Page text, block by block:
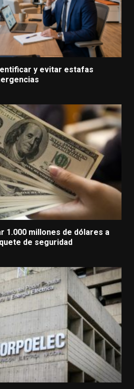
y evitar estafas
1.000 millones de dólares a
de seguridad